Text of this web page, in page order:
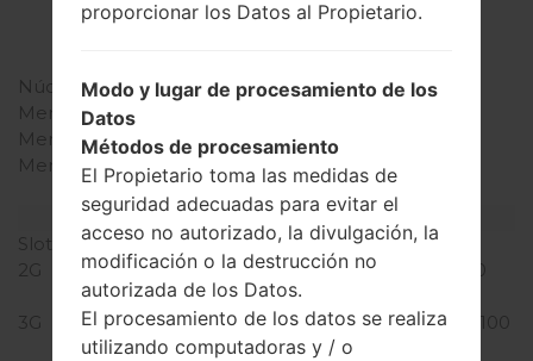
4x2.0 GHz Cortex-A57
Núcleos de UCP
ocho núcleos
Memoria RAM
Memoria interna
32GB
Memoria externa
microSD, hasta 256 GB
(ranura dedicada)
Red y Datos
Slot de tarjeta
1 Micro-SIM
2G
GSM 850/900/1800/1900
MHz
3G
HSDPA 850/900/1900/2100
MHz
proporcionar los Datos al Propietario.
Modo y lugar de procesamiento de los
Datos
Métodos de procesamiento
El Propietario toma las medidas de
seguridad adecuadas para evitar el
acceso no autorizado, la divulgación, la
modificación o la destrucción no
autorizada de los Datos.
El procesamiento de los datos se realiza
utilizando computadoras y / o